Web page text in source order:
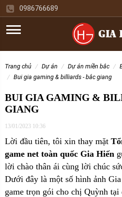
0986766689
trang chủ dự án dự án miền bắc
bui gia gaming & billiards - bắc giang
BUI GIA GAMING &
GIANG
13/01/2023 10:36
Lời đầu tiên, tôi xin thay mặt
game net toàn quốc Gia Hiến
lời chào thân ái cùng lời chúc
Dưới đây là một số hình ảnh
game trọn gói cho chị Quỳnh tại